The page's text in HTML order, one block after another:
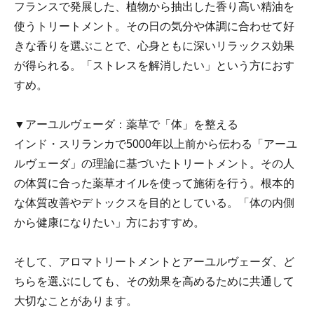
フランスで発展した、植物から抽出した香り高い精油を
使うトリートメント。その日の気分や体調に合わせて好
きな香りを選ぶことで、心身ともに深いリラックス効果
が得られる。「ストレスを解消したい」という方におす
すめ。
▼アーユルヴェーダ：薬草で「体」を整える
インド・スリランカで5000年以上前から伝わる「アーユ
ルヴェーダ」の理論に基づいたトリートメント。その人
の体質に合った薬草オイルを使って施術を行う。根本的
な体質改善やデトックスを目的としている。「体の内側
から健康になりたい」方におすすめ。
そして、アロマトリートメントとアーユルヴェーダ、ど
ちらを選ぶにしても、その効果を高めるために共通して
大切なことがあります。